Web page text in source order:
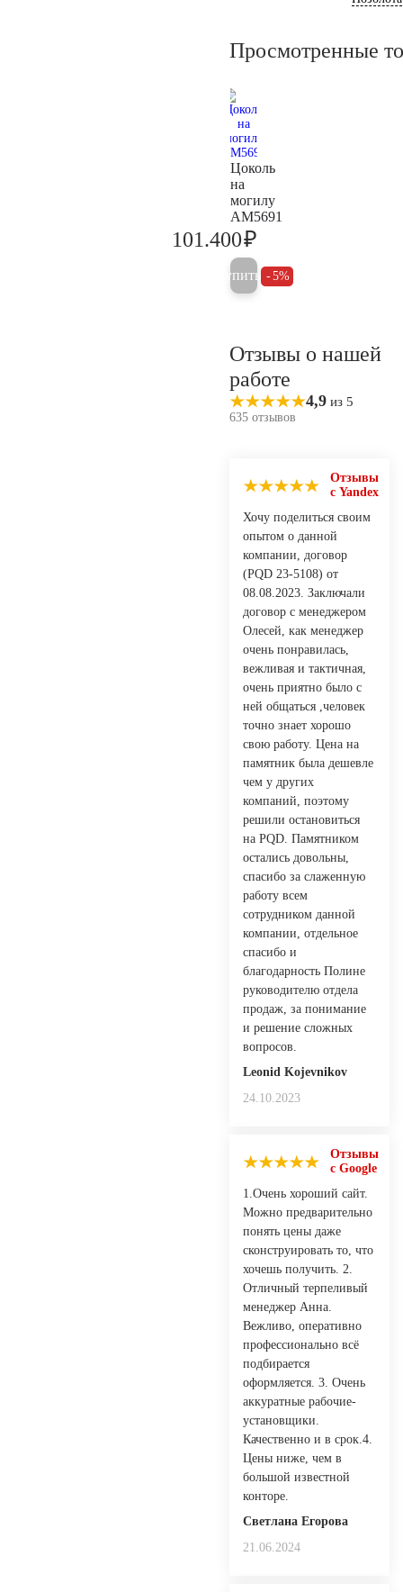
Просмотренные
Цоколь
на
могилу
AM5691
101.400₽
Купить 5%
Отзывы о нашей
работе
4,9 из 5
635 отзывов
Отзывы
с Yandex
Хочу поделиться своим
опытом о данной
компании, договор
(PQD 23-5108) от
08.08.2023. Заключали
договор с менеджером
Олесей, как менеджер
очень понравилась,
вежливая и тактичная,
очень приятно было с
ней общаться ,человек
точно знает хорошо
свою работу. Цена на
памятник была дешевле
чем у других
компаний, поэтому
решили остановиться
на PQD. Памятником
остались довольны,
спасибо за слаженную
работу всем
сотрудником данной
компании, отдельное
спасибо и
благодарность Полине
руководителю отдела
продаж, за понимание
и решение сложных
вопросов.
Leonid Kojevnikov
24.10.2023
Отзывы
с Google
1.Очень хороший сайт.
Можно предварительно
понять цены даже
сконструировать то, что
хочешь получить. 2.
Отличный терпеливый
менеджер Анна.
Вежливо, оперативно
профессионально всё
подбирается
оформляется. 3. Очень
аккуратные рабочие-
установщики.
Качественно и в срок.4.
Цены ниже, чем в
большой известной
конторе.
Светлана Егорова
21.06.2024